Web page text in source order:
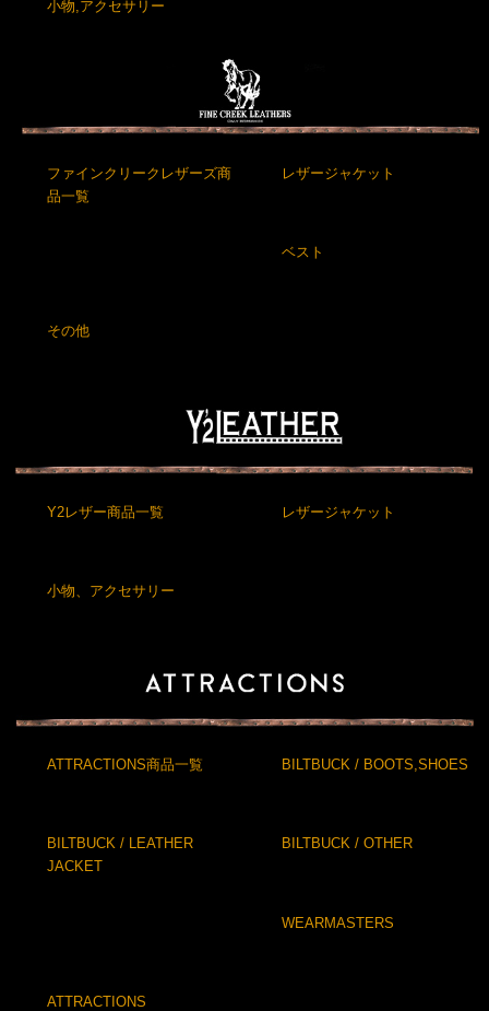
小物,アクセサリー
ファインクリークレザーズ商
品一覧
レザージャケット
ベスト
その他
Y2レザー商品一覧 レザージャケット
小物、アクセサリー
ATTRACTIONS商品一覧 BILTBUCK / BOOTS,SHOES
BILTBUCK / LEATHER
JACKET
BILTBUCK / OTHER
WEARMASTERS
ATTRACTIONS